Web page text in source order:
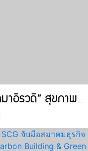
สงขลา | กรมทะเลสำรวจพบ “โลมาอิรวดี” สุขภาพดีฝูงใหญ่ 10 ตัว